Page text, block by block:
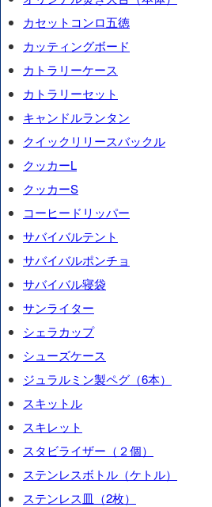
カセットコンロ五徳
カッティングボード
カトラリーケース
カトラリーセット
キャンドルランタン
クイックリリースバックル
クッカーL
クッカーS
コーヒードリッパー
サバイバルテント
サバイバルポンチョ
サバイバル寝袋
サンライター
シェラカップ
シューズケース
ジュラルミン製ペグ（6本）
スキットル
スキレット
スタビライザー（２個）
ステンレスボトル（ケトル）
ステンレス皿（2枚）